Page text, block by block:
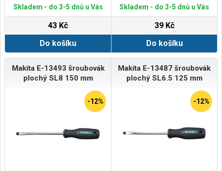
Skladem - do 3-5 dnů u Vás
43 Kč
Do košíku
Skladem - do 3-5 dnů u Vás
39 Kč
Do košíku
Makita E-13493 šroubovák
plochý SL8 150 mm
-12%
Makita E-13487 šroubovák
plochý SL6.5 125 mm
-12%